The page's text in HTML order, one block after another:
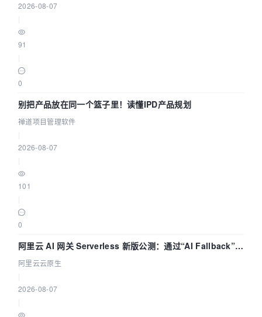
2026-08-07
91
0
别把产品放在同一个篮子里！读懂IPD产品规划
禅道项目管理软件
2026-08-07
101
0
阿里云 AI 网关 Serverless 新版公测：通过“AI Fallback”与
拓扑可视化构建 AI 流量治理底座
阿里云云原生
2026-08-07